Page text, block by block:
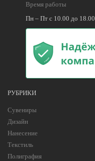
Время работы
Пн – Пт с 10.00 до 18.00
РУБРИКИ
Сувениры
Дизайн
Нанесение
Текстиль
Полиграфия